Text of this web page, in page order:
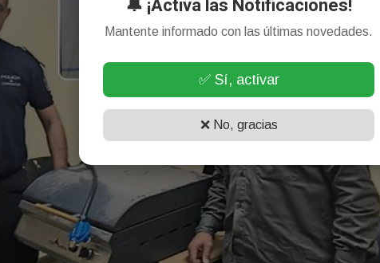
🔔 ¡Activa las Notificaciones!
Mantente informado con las últimas novedades.
✅ Sí, activar
❌ No, gracias